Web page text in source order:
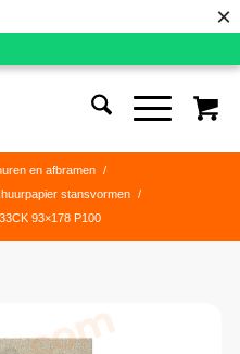
×
en afbramen
/
stansvormen
/
93×178 P100